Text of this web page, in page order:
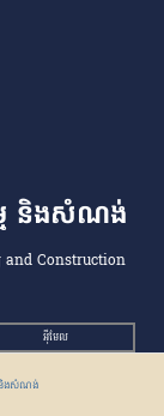
ម និងសំណង់
Construction
អ៉ីមែល
និងសំណង់